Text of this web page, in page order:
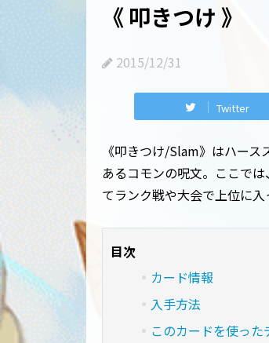
《 叩きつけ 》
2015/12/31
Twitter
《叩きつけ/Slam》はハー
あるコモンの呪文。ここで
てランク戦や大会で上位に入
目次
カード情報
入手方法
このカードを使った